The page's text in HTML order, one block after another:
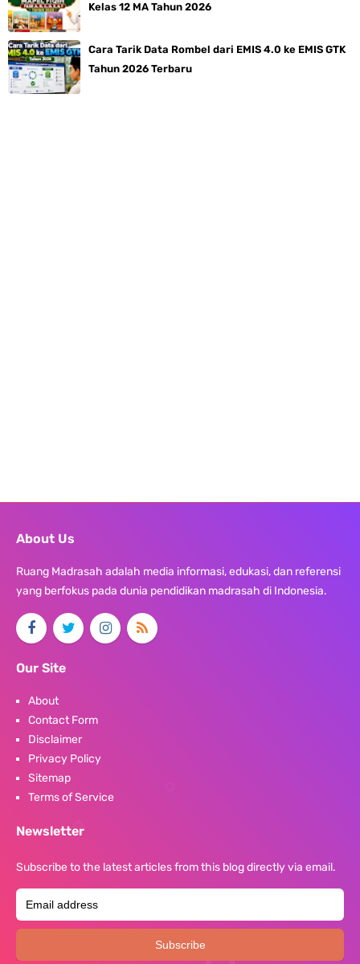
Kelas 12 MA Tahun 2026
Cara Tarik Data Rombel dari EMIS 4.0 ke EMIS GTK
Tahun 2026 Terbaru
About Us
Ruang Madrasah adalah media informasi, edukasi, dan referensi
yang berfokus pada dunia pendidikan madrasah di Indonesia.
Our Site
About
Contact Form
Disclaimer
Privacy Policy
Sitemap
Terms of Service
Newsletter
Subscribe to the latest articles from this blog directly via email.